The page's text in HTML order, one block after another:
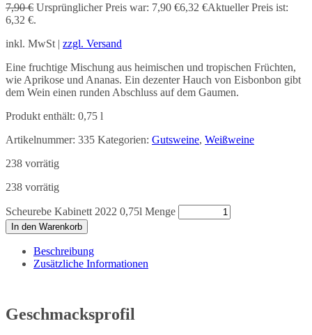
7,90€ Ursprünglicher Preis war: 7,90 €6,32 €Aktueller Preis ist:
6,32 €.
inkl. MwSt | zzgl. Versand
Eine fruchtige Mischung aus heimischen und tropischen Früchten,
wie Aprikose und Ananas. Ein dezenter Hauch von Eisbonbon gibt
dem Wein einen runden Abschluss auf dem Gaumen.
Produkt enthält: 0,75 l
Artikelnummer: 335 Kategorien: Gutsweine, Weißweine
238 vorrätig
238 vorrätig
Scheurebe Kabinett 2022 0,75l Menge
In den Warenkorb
Beschreibung
Zusätzliche Informationen
Geschmacksprofil